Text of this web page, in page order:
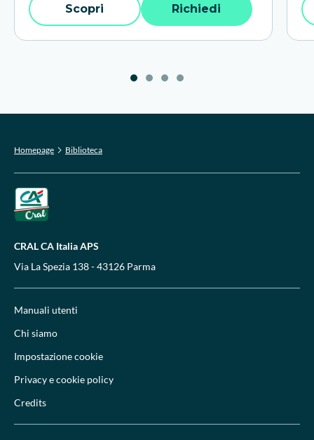
Scopri Richiedi
Homepage Biblioteca
CRAL CA Italia APS
Via La Spezia 138 - 43126 Parma
Manuali utenti
Chi siamo
Impostazione cookie
Privacy e cookie policy
Credits